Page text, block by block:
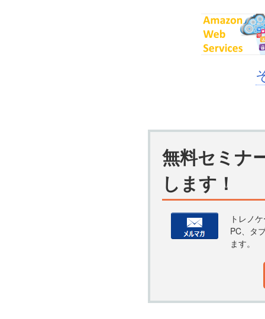
無料セミナ
します！
トレノ
PC、タ
ます。